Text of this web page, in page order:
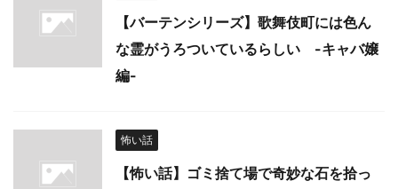
【バーテンシリーズ】歌舞伎町には色ん
な霊がうろついているらしい -キャバ嬢
編-
怖い話
【怖い話】ゴミ捨て場で奇妙な石を拾っ